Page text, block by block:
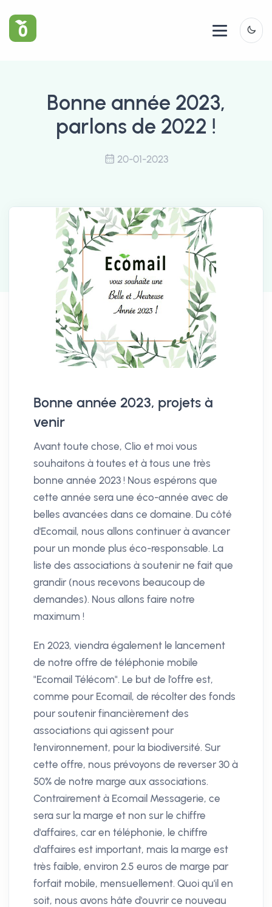
Bonne année 2023,
parlons de 2022 !
20-01-2023
Bonne année 2023, projets à
venir
Avant toute chose, Clio et moi vous
souhaitons à toutes et à tous une très
bonne année 2023 ! Nous espérons que
cette année sera une éco-année avec de
belles avancées dans ce domaine. Du côté
d'Ecomail, nous allons continuer à avancer
pour un monde plus éco-responsable. La
liste des associations à soutenir ne fait que
grandir (nous recevons beaucoup de
demandes). Nous allons faire notre
maximum !
En 2023, viendra également le lancement
de notre offre de téléphonie mobile
"Ecomail Télécom". Le but de l'offre est,
comme pour Ecomail, de récolter des fonds
pour soutenir financièrement des
associations qui agissent pour
l'environnement, pour la biodiversité. Sur
cette offre, nous prévoyons de reverser 30 à
50% de notre marge aux associations.
Contrairement à Ecomail Messagerie, ce
sera sur la marge et non sur le chiffre
d'affaires, car en téléphonie, le chiffre
d'affaires est important, mais la marge est
très faible, environ 2.5 euros de marge par
forfait mobile, mensuellement. Quoi qu'il en
soit, nous avons hâte d'ouvrir ce nouveau